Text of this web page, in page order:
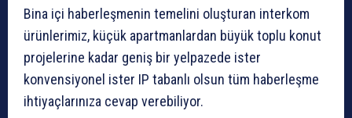
Bina içi haberleşmenin temelini oluşturan interkom
ürünlerimiz, küçük apartmanlardan büyük toplu konut
projelerine kadar geniş bir yelpazede ister
konvensiyonel ister IP tabanlı olsun tüm haberleşme
ihtiyaçlarınıza cevap verebiliyor.